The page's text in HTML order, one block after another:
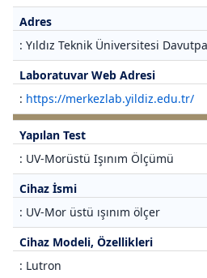
Adres
: Yıldız Teknik Üniversitesi
Laboratuvar Web Adresi
: https://merkezlab.yildiz.edu.tr/
Yapılan Test
: UV-Morüstü Işınım Ölçümü
Cihaz İsmi
: UV-Mor üstü ışınım ölçer
Cihaz Modeli, Özellikleri
: Lutron